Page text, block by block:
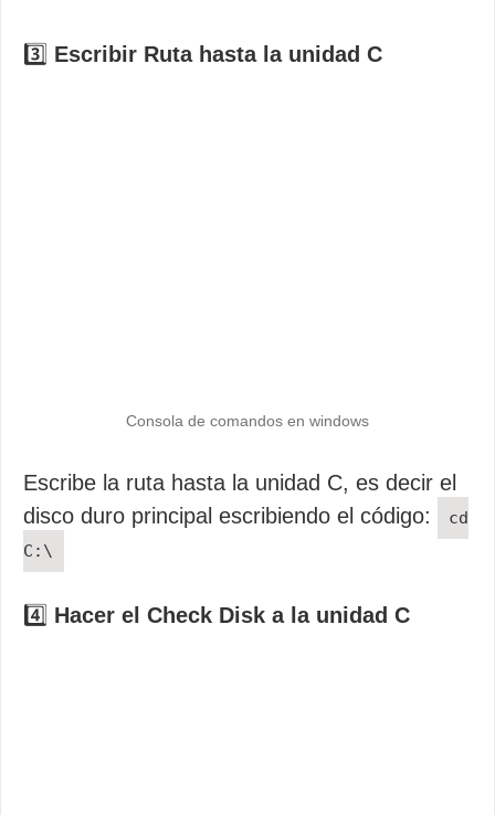
3️⃣ Escribir Ruta hasta la unidad C
Consola de comandos en windows
Escribe la ruta hasta la unidad C, es decir el
disco duro principal escribiendo el código:
cd
C:\
4️⃣ Hacer el Check Disk a la unidad C